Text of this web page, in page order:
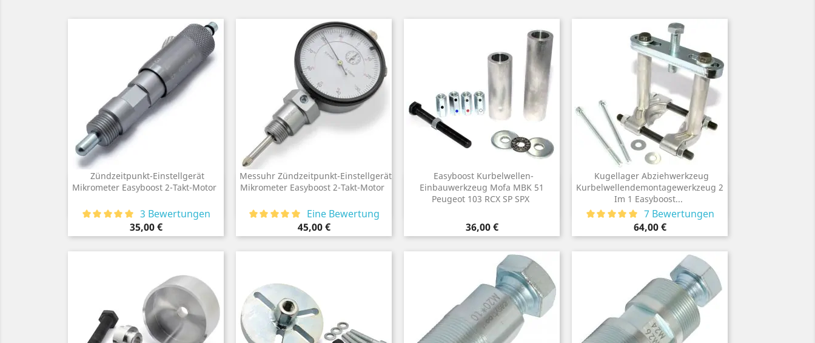
Zündzeitpunkt-Einstellgerät
Mikrometer Easyboost 2-Takt-Motor
Preis
35,00 €
3 Bewertungen
Vorschau
Messuhr Zündzeitpunkt-Einstellgerät
Mikrometer Easyboost 2-Takt-Motor
Preis
45,00 €
Eine Bewertung
Vorschau
Easyboost Kurbelwellen-
Einbauwerkzeug Mofa MBK 51
Peugeot 103 RCX SP SPX
Preis
36,00 €
Vorschau
Kugellager Abziehwerkzeug
Kurbelwellendemontagewerkzeug 2
Im 1 Easyboost...
Preis
64,00 €
7 Bewertungen
Vorschau